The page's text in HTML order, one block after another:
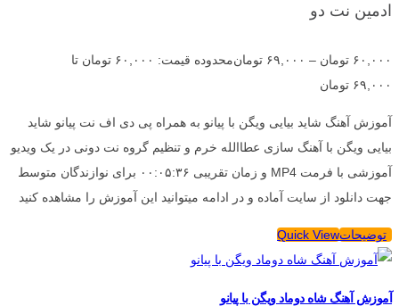
ادمین نت دو
۶۰,۰۰۰ تومان – ۶۹,۰۰۰ تومان
محدوده قیمت: ۶۰,۰۰۰ تومان تا
۶۹,۰۰۰ تومان
آموزش آهنگ شاید بیایی ویگن با پیانو به همراه پی دی اف نت پیانو شاید
بیایی ویگن با آهنگ سازی عطاالله خرم و تنظیم گروه نت دونی در یک ویدیو
آموزشی با فرمت MP4 و زمان تقریبی ۰۰:۰۵:۳۶ برای نوازندگان متوسط
جهت دانلود از سایت آماده و در ادامه میتوانید این آموزش را مشاهده کنید
توضیحاتQuick View
آموزش آهنگ شاه دوماد ویگن با پیانو